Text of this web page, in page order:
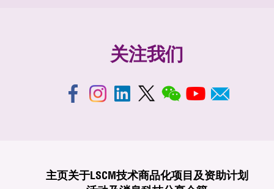
关注我们
主页关于LSCM技术商品化项目及资助计划